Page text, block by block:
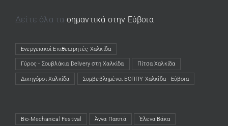
Δείτε όλα τα σημαντικά στην Εύβοια
Ενεργειακοί Επιθεωρητές Χαλκίδα
(opens in a new tab)
Γύρος - Σουβλάκια Delivery στη Χαλκίδα
(opens in a new tab) Πίτσα Χαλκίδα
(opens in a new tab)
Δικηγόροι Χαλκίδα
(opens in a new tab) Συμβεβλημένοι ΕΟΠΠΥ Χαλκίδα - Εύβοια
(opens in a new tab)
Bio-Mechanical Festival Άννα Παππά Έλενα Βάκα